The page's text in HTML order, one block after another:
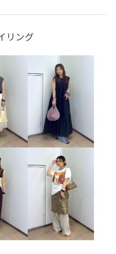
ホルダー
お手入れしやすい
やや長め アウター
オケージョン
コットン
サマーニット
ト スクエアトゥ
レッチ性 セット
象商品 ダウン
イ ドレス ナチュラル
リング